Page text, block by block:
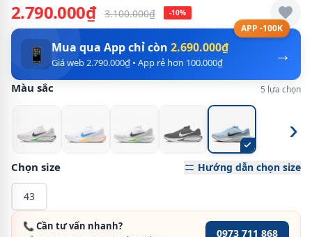
2.790.000₫ 3.100.000₫ -10%
APP -100K
→
📱 Mua qua App chỉ còn 2.690.000₫
Giá web 2.790.000₫ • App rẻ hơn 100.000₫
Màu sắc 5 lựa chọn
›
Chọn size Hướng dẫn chọn size
43
📞 Cần tư vấn nhanh?
0973 711 868